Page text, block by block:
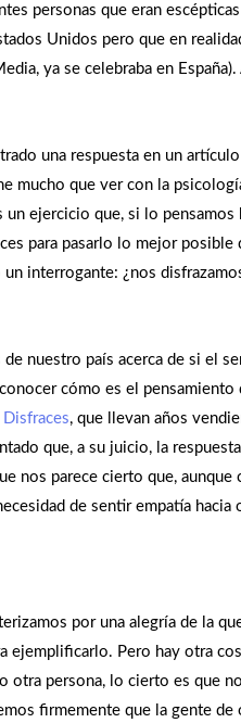
personas que eran
Unidos pero que en
ya se celebraba en España).
una respuesta en un
mucho que ver con la
ejercicio que, si lo pensamos
para pasarlo lo mejor posible
interrogante: ¿nos
nuestro país acerca de si el
cómo es el
Disfraces, que llevan años
que, a su juicio, la
nos parece cierto que, aunque
de sentir empatía hacia
por una alegría de la
ejemplificarlo. Pero hay otra
otra persona, lo cierto es que
firmemente que la gente